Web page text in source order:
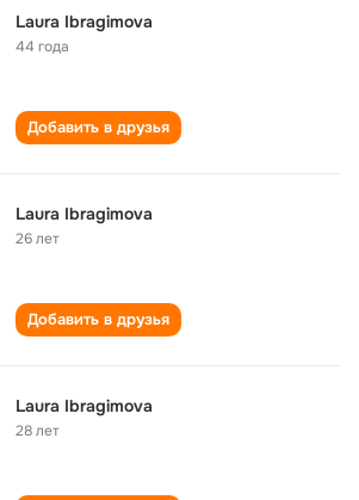
Laura Ibragimova
44 года
Добавить в друзья
Laura Ibragimova
26 лет
Добавить в друзья
Laura Ibragimova
28 лет